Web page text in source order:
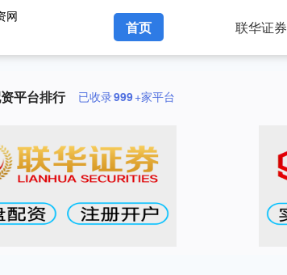
首页 联华证券
平台排行 已收录999+家平台